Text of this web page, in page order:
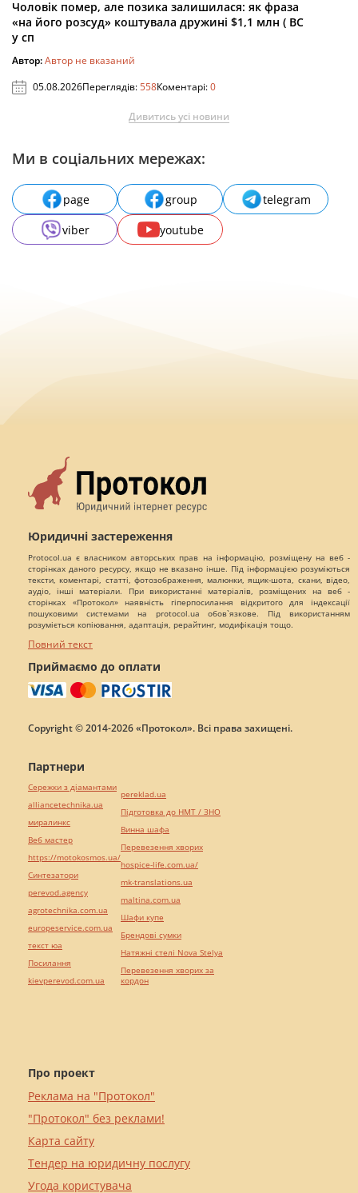
Чоловік помер, але позика залишилася: як фраза
«на його розсуд» коштувала дружині $1,1 млн ( ВС
у сп
Автор:Автор не вказаний
05.08.2026Переглядів:558Коментарі:0
Дивитись усі новини
Ми в соціальних мережах:
page group
telegram
viber
youtube
Юридичні застереження
Protocol.ua є власником авторських прав на інформацію, розміщену на веб -
сторінках даного ресурсу, якщо не вказано інше. Під інформацією розуміються
тексти, коментарі, статті, фотозображення, малюнки, ящик-шота, скани, відео,
аудіо, інші матеріали. При використанні матеріалів, розміщених на веб -
сторінках «Протокол» наявність гіперпосилання відкритого для індексації
пошуковими системами на protocol.ua обов`язкове. Під використанням
розуміється копіювання, адаптація, рерайтинг, модифікація тощо.
Повний текст
Приймаємо до оплати
Copyright © 2014-2026 «Протокол». Всі права захищені.
Про проект
Реклама на "Протокол"
"Протокол" без реклами!
Карта сайту
Тендер на юридичну послугу
Угода користувача
Партнери
Сережки з діамантами
alliancetechnika.ua
миралинкс
Веб мастер
https://motokosmos.ua/
Синтезатори
perevod.agency
agrotechnika.com.ua
europeservice.com.ua
текст юа
Посилання
kievperevod.com.ua
pereklad.ua
Підготовка до НМТ / ЗНО
Винна шафа
Перевезення хворих
hospice-life.com.ua/
mk-translations.ua
maltina.com.ua
Шафи купе
Брендові сумки
Натяжні стелі Nova Stelya
Перевезення хворих за
кордон